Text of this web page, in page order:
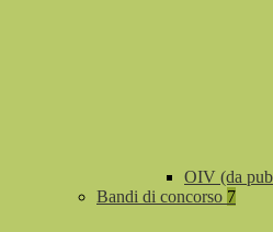
OIV (da
Bandi di concorso 7